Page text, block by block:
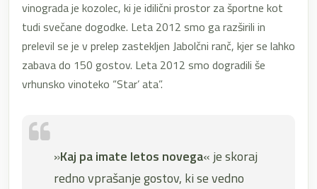
vinograda je kozolec, ki je idilični prostor za športne kot
tudi svečane dogodke. Leta 2012 smo ga razširili in
prelevil se je v prelep zastekljen Jabolčni ranč, kjer se lahko
zabava do 150 gostov. Leta 2012 smo dogradili še
vrhunsko vinoteko “Star’ ata”.
»Kaj pa imate letos novega« je skoraj
redno vprašanje gostov, ki se vedno